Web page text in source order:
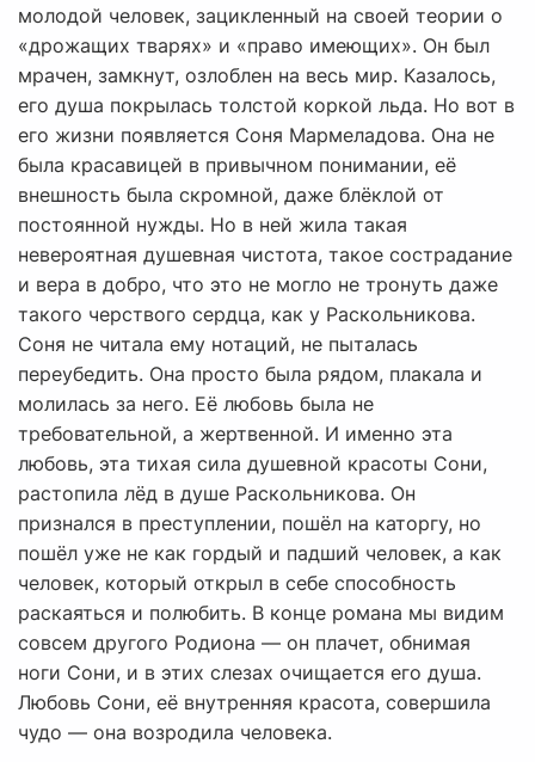
молодой человек, зацикленный на своей теории о
«дрожащих тварях» и «право имеющих». Он был
мрачен, замкнут, озлоблен на весь мир. Казалось,
его душа покрылась толстой коркой льда. Но вот в
его жизни появляется Соня Мармеладова. Она не
была красавицей в привычном понимании, её
внешность была скромной, даже блёклой от
постоянной нужды. Но в ней жила такая
невероятная душевная чистота, такое сострадание
и вера в добро, что это не могло не тронуть даже
такого черствого сердца, как у Раскольникова.
Соня не читала ему нотаций, не пыталась
переубедить. Она просто была рядом, плакала и
молилась за него. Её любовь была не
требовательной, а жертвенной. И именно эта
любовь, эта тихая сила душевной красоты Сони,
растопила лёд в душе Раскольникова. Он
признался в преступлении, пошёл на каторгу, но
пошёл уже не как гордый и падший человек, а как
человек, который открыл в себе способность
раскаяться и полюбить. В конце романа мы видим
совсем другого Родиона — он плачет, обнимая
ноги Сони, и в этих слезах очищается его душа.
Любовь Сони, её внутренняя красота, совершила
чудо — она возродила человека.